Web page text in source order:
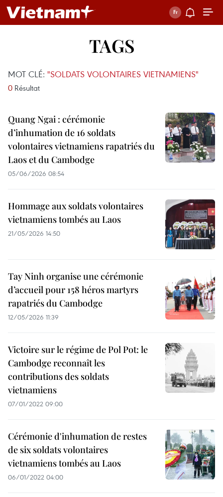
TAGS
MOT CLÉ: "SOLDATS VOLONTAIRES VIETNAMIENS"
0 Résultat
Quang Ngai : cérémonie
d’inhumation de 16 soldats
volontaires vietnamiens rapatriés du
Laos et du Cambodge
05/06/2026 08:54
Hommage aux soldats volontaires
vietnamiens tombés au Laos
21/05/2026 14:50
Tay Ninh organise une cérémonie
d’accueil pour 158 héros martyrs
rapatriés du Cambodge
12/05/2026 11:39
Victoire sur le régime de Pol Pot: le
Cambodge reconnaît les
contributions des soldats
vietnamiens
07/01/2022 09:00
Cérémonie d'inhumation de restes
de six soldats volontaires
vietnamiens tombés au Laos
06/01/2022 04:00